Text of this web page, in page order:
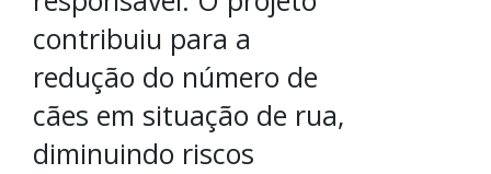
contribuiu para a
redução do número de
cães em situação de rua,
diminuindo riscos